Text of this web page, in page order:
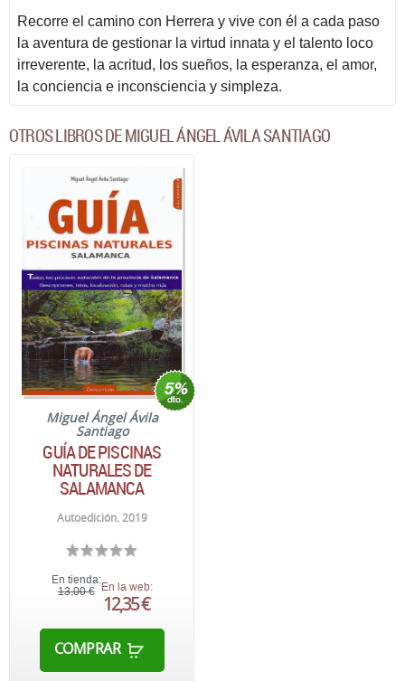
Recorre el camino con Herrera y vive con él a cada paso
la aventura de gestionar la virtud innata y el talento loco
irreverente, la acritud, los sueños, la esperanza, el amor,
la conciencia e inconsciencia y simpleza.
OTROS LIBROS DE MIGUEL ÁNGEL ÁVILA SANTIAGO
Miguel Ángel Ávila
Santiago
GUÍA DE PISCINAS
NATURALES DE
SALAMANCA
Autoedición. 2019
En tienda:
13,00 € En la web:
12,35 €
COMPRAR